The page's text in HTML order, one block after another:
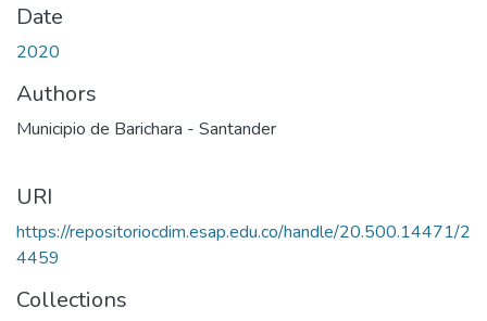
Date
2020
Authors
Municipio de Barichara - Santander
URI
https://repositoriocdim.esap.edu.co/handle/20.500.14471/2
4459
Collections